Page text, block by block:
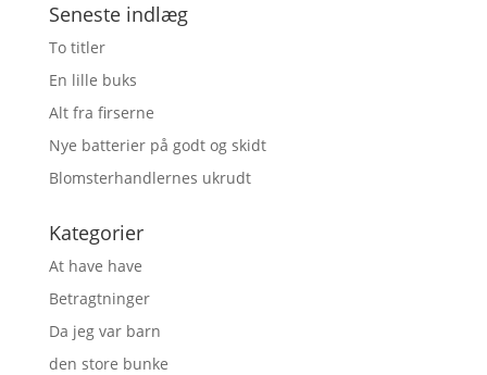
Seneste indlæg
To titler
En lille buks
Alt fra firserne
Nye batterier på godt og skidt
Blomsterhandlernes ukrudt
Kategorier
At have have
Betragtninger
Da jeg var barn
den store bunke